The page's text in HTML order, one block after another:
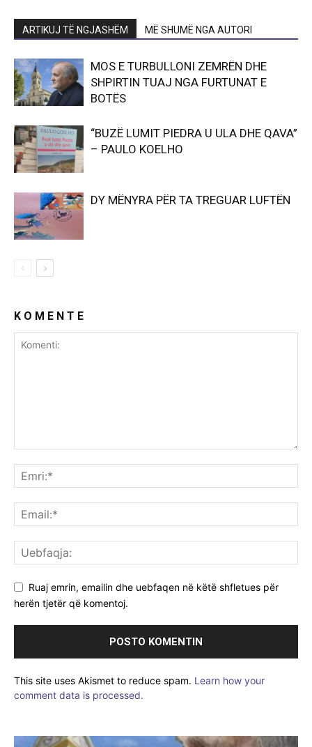
ARTIKUJ TË NGJASHËM MË SHUMË NGA AUTORI
MOS E TURBULLONI ZEMRËN DHE
SHPIRTIN TUAJ NGA FURTUNAT E
BOTËS
“BUZË LUMIT PIEDRA U ULA DHE QAVA”
– PAULO KOELHO
DY MËNYRA PËR TA TREGUAR LUFTËN
K O M E N T E
Ruaj emrin, emailin dhe uebfaqen në këtë shfletues për
herën tjetër që komentoj.
This site uses Akismet to reduce spam. Learn how your
comment data is processed.